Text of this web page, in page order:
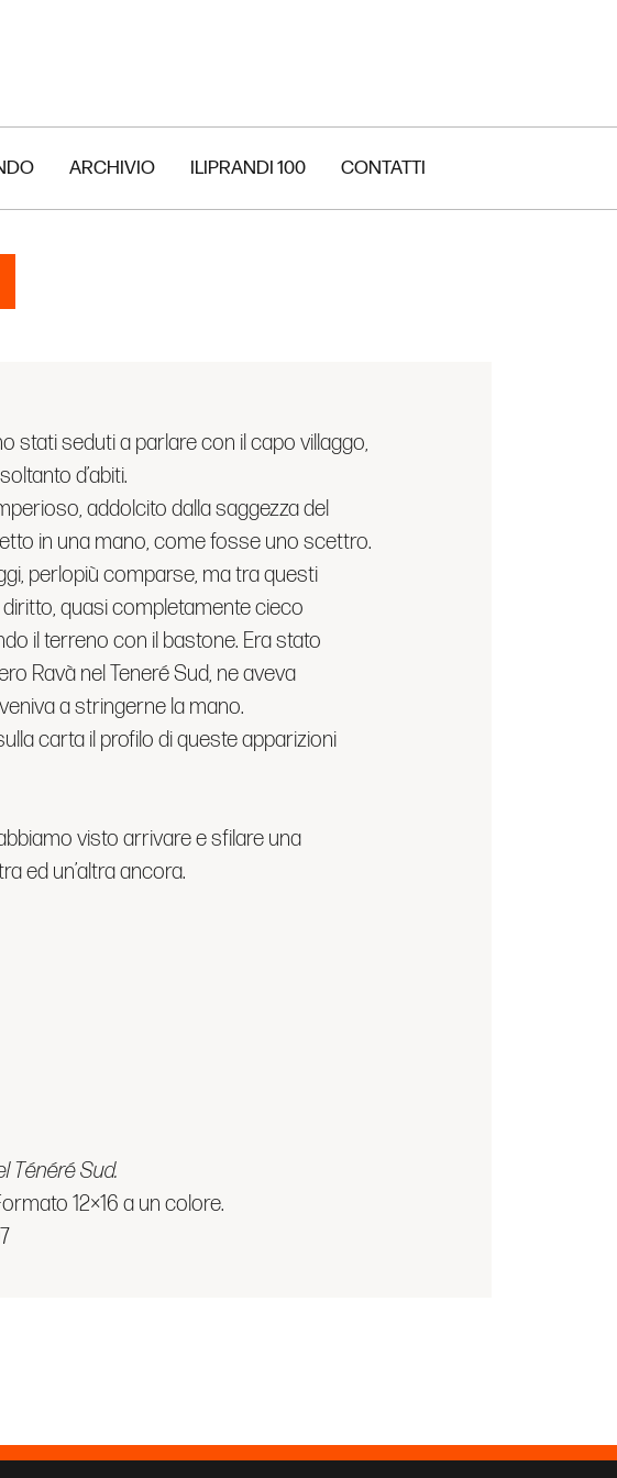
ARCHIVIO ILIPRANDI 100 CONTATTI
stati seduti a parlare con il capo villaggo,
d’abiti.
addolcito dalla saggezza del
in una mano, come fosse uno scettro.
perlopiù comparse, ma tra questi
quasi completamente cieco
il terreno con il bastone. Era stato
Ravà nel Teneré Sud, ne aveva
a stringerne la mano.
carta il profilo di queste apparizioni
visto arrivare e sfilare una
ed un’altra ancora.
Ténéré Sud.
12×16 a un colore.